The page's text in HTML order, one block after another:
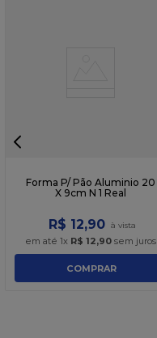
Forma P/ Pão Aluminio 20
X 9cm N 1 Real
R$ 12,90
em até 1x R$ 12,90 sem juros
COMPRAR